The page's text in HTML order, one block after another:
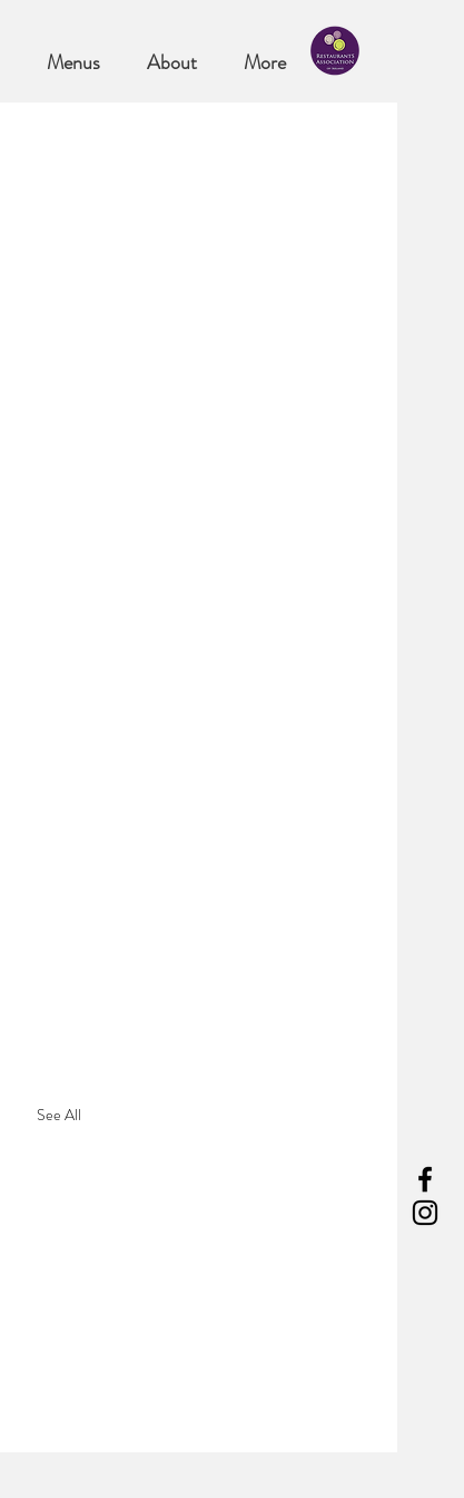
Menus About More
See All